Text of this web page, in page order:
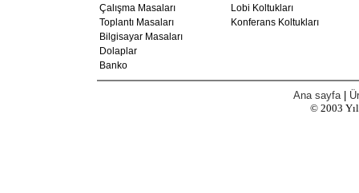
Çalışma Masaları
Lobi Koltukları
Toplantı Masaları
Konferans Koltukları
Bilgisayar Masaları
Dolaplar
Banko
Ana sayfa
© 2003